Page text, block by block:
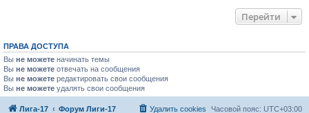
Перейти
ПРАВА ДОСТУПА
Вы не можете начинать темы
Вы не можете отвечать на сообщения
Вы не можете редактировать свои сообщения
Вы не можете удалять свои сообщения
Лига-17 Форум Лиги-17 Часовой пояс: UTC+03:00
Удалить cookies